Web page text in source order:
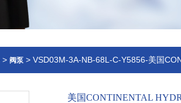
> 阀泵 > VSD03M-3A-NB-68L-C-Y5856-美国
美国CONTINENTAL